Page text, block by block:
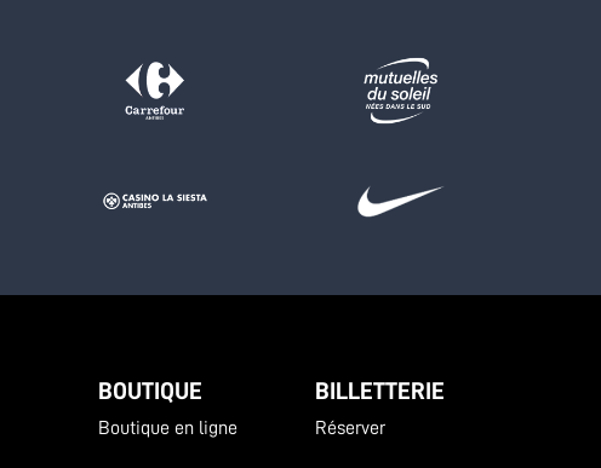
BOUTIQUE
Boutique en ligne
BILLETTERIE
Réserver